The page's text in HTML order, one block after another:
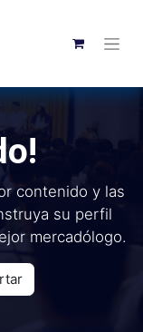
contenido y las
su perfil
mercadólogo.